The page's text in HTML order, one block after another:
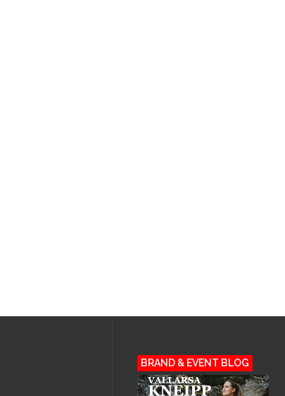
BRAND & EVENT BLOG